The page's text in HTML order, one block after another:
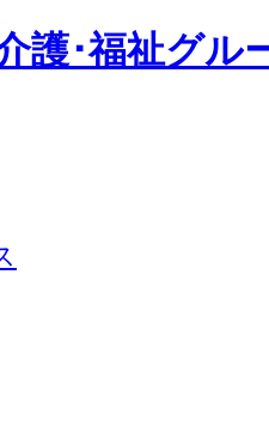
護･福祉グル